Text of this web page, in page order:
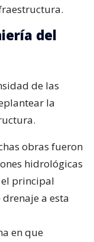
del
de las
la
obras fueron
hidrológicas
principal
a esta
en que